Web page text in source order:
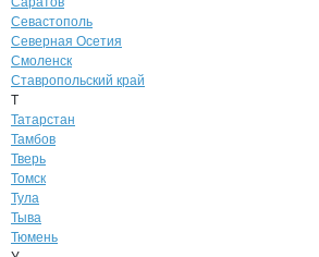
Севастополь
Северная Осетия
Смоленск
Ставропольский край
Т
Татарстан
Тамбов
Тверь
Томск
Тула
Тыва
Тюмень